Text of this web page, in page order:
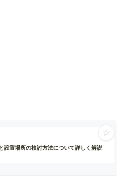
設置場所の検討方法について詳しく解説
☆